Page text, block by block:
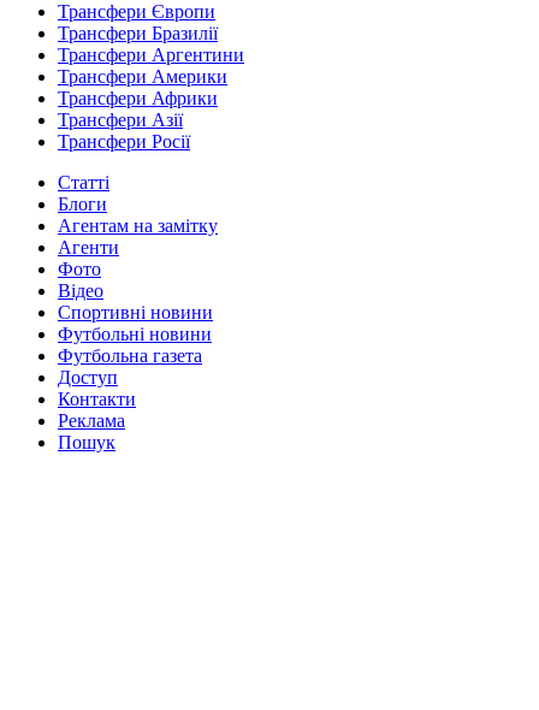
Трансфери Європи
Трансфери Бразилії
Трансфери Аргентини
Трансфери Америки
Трансфери Африки
Трансфери Азії
Трансфери Росії
Статті
Блоги
Агентам на замітку
Агенти
Фото
Відео
Спортивні новини
Футбольні новини
Футбольна газета
Доступ
Контакти
Реклама
Пошук